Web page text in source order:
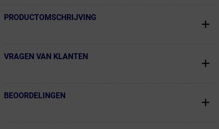
← Terug naar productnavigatie
PRODUCTOMSCHRIJVING
← Terug naar productnavigatie
VRAGEN VAN KLANTEN
← Terug naar productnavigatie
BEOORDELINGEN